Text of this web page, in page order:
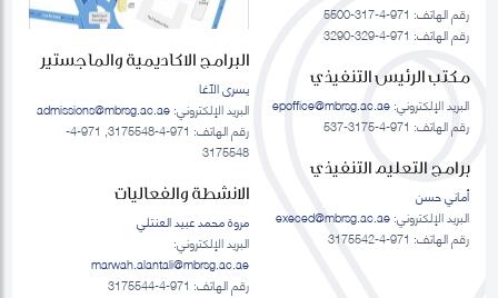
رقم الهاتف: 971-4-317-5500
رقم الهاتف: 971-4-329-3290
مكتب الرئيس التنفيذي
البريد الإلكتروني:epoffice@mbrsg.ac.ae
رقم الهاتف: 971-4-3175-537
برامج التعليم التنفيذي
أماني حسن
البريد الإلكتروني:execed@mbrsg.ac.ae
رقم الهاتف: 971-4-3175542
البرامج الاكاديمية والماجستير
يسرى الآغا
البريد الإلكتروني: admissions@mbrsg.ac.ae
رقم الهاتف: 971-4-3175548, 971-4-
3175548
الانشطة والفعاليات
مروة محمد عبيد العنتلي
البريد الإلكتروني:
marwah.alantali@mbrsg.ac.ae​
رقم الهاتف: 971-4-3175544